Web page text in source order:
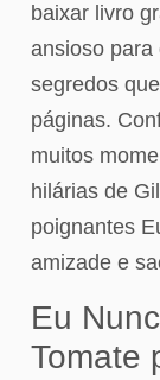
baixar livro
ansioso para
segredos
páginas.
muitos
hilárias de
poignantes
amizade e
Eu
Tomate